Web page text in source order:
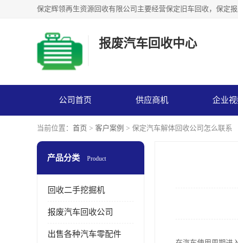
报废汽车回收中心
公司首页 供应商机 企业
当前位置： 首页 > 客户案例 > 保定汽车解体回收公司怎么联系
产品分类 Product
回收二手挖掘机
报废汽车回收公司
出售各种汽车零配件